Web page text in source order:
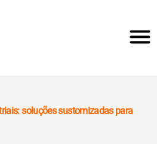
soluções sustomizadas para